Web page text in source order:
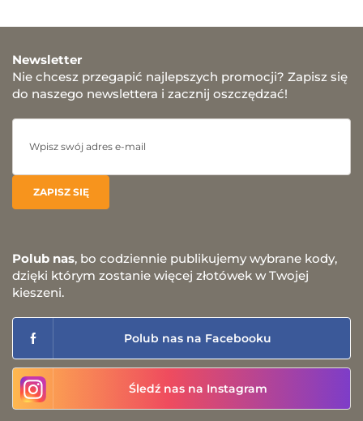
Newsletter
Nie chcesz przegapić najlepszych promocji? Zapisz się
do naszego newslettera i zacznij oszczędzać!
Polub nas, bo codziennie publikujemy wybrane kody,
dzięki którym zostanie więcej złotówek w Twojej
kieszeni.
Polub nas na Facebooku
Śledź nas na Instagram